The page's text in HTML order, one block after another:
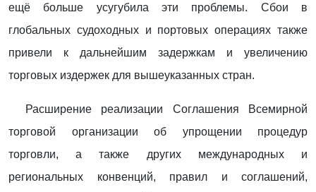
ещё больше усугубила эти проблемы. Сбои в
глобальных судоходных и портовых операциях также
привели к дальнейшим задержкам и увеличению
торговых издержек для вышеуказанных стран.
Расширение реализации Соглашения Всемирной
торговой организации об упрощении процедур
торговли, а также других международных и
региональных конвенций, правил и соглашений,